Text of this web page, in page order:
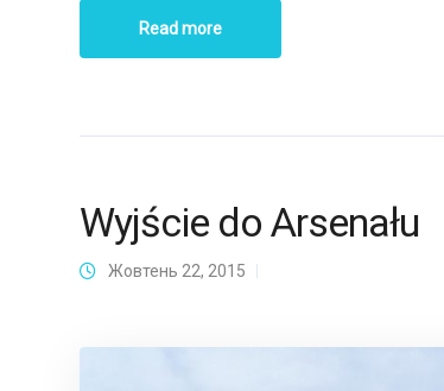
Read more
Wyjście do Arsenału
Жовтень 22, 2015